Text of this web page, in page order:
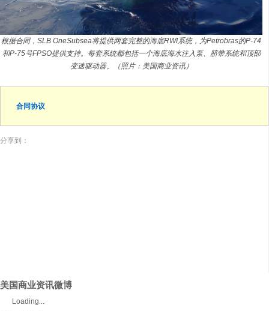
根据合同，SLB OneSubsea将提供两套完整的海底RWI系统，为Petrobras的P-74
和P-75号FPSO提供支持。每套系统都包括一个海底海水注入泵、脐带系统和顶部
变速驱动器。（照片：美国商业资讯）
合同协议
分享到：
美国商业资讯微博
Loading...